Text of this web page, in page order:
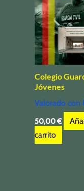
Colegio
Jóvenes
Valorado con
50,00€
carrito